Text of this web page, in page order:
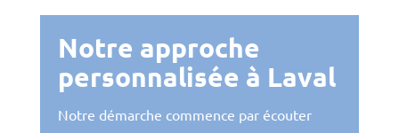
Notre approche
personnalisée à Laval
Notre démarche commence par écouter